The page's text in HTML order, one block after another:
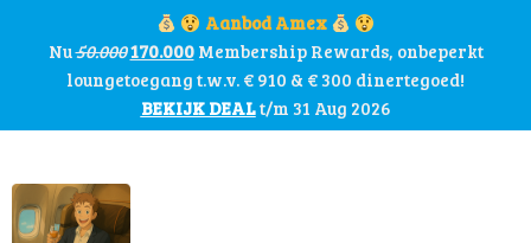
Aanbod Amex
Nu50.000170.000Membership Rewards, onbeperkt
loungetoegang t.w.v. € 910 & € 300 dinertegoed!
BEKIJK DEALt/m 31 Aug 2026